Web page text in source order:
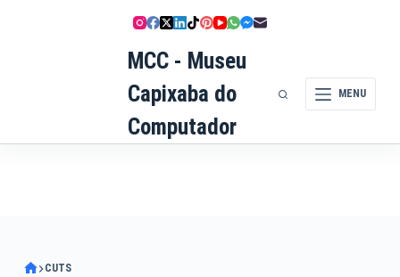
MCC - Museu
Capixaba do
Computador
MENU
CUTS